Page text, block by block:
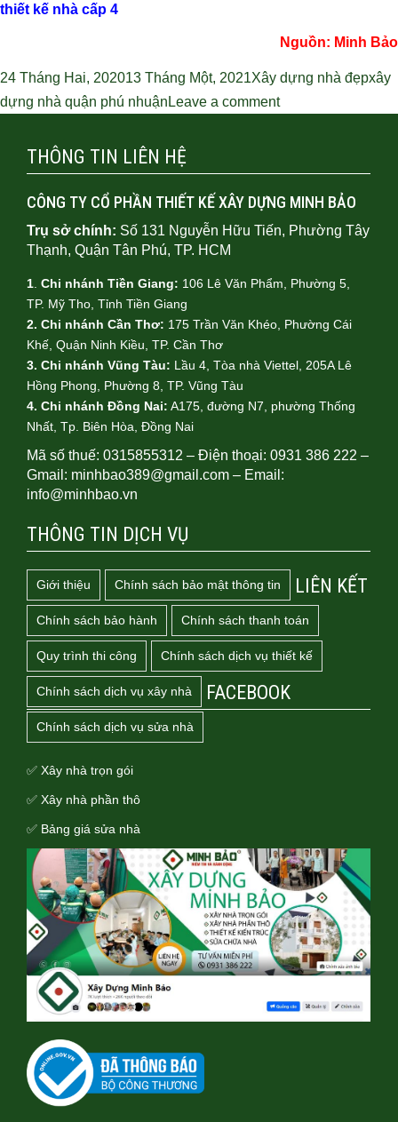
thiết kế nhà cấp 4
Nguồn: Minh Bảo
Đăng
vào
24 Tháng Hai, 202013 Tháng Một, 2021Danh
mục
Xây dựng nhà đẹpThẻ
xây
dựng nhà quận phú nhuận Leave a comment
THÔNG TIN LIÊN HỆ
CÔNG TY CỔ PHẦN THIẾT KẾ XÂY DỰNG MINH BẢO
Trụ sở chính: Số 131 Nguyễn Hữu Tiến, Phường Tây
Thạnh, Quận Tân Phú, TP. HCM
1 Chi nhánh Tiền Giang: 106 Lê Văn Phẩm, Phường 5,
TP. Mỹ Tho, Tỉnh Tiền Giang
2. Chi nhánh Cần Thơ: 175 Trần Văn Khéo, Phường Cái
Khế, Quận Ninh Kiều, TP. Cần Thơ
3. Chi nhánh Vũng Tàu: Lầu 4, Tòa nhà Viettel, 205A Lê
Hồng Phong, Phường 8, TP. Vũng Tàu
4. Chi nhánh Đồng Nai: A175, đường N7, phường Thống
Nhất, Tp. Biên Hòa, Đồng Nai
Mã số thuế: 0315855312 – Điện thoại: 0931 386 222 –
Gmail: minhbao389@gmail.com – Email:
info@minhbao.vn
THÔNG TIN DỊCH VỤ
Giới thiệu Chính sách bảo mật thông tin
Chính sách bảo hành Chính sách thanh toán
Quy trình thi công Chính sách dịch vụ thiết kế
Chính sách dịch vụ xây nhà
Chính sách dịch vụ sửa nhà
✅ Xây nhà trọn gói
✅ Xây nhà phần thô
✅ Bảng giá sửa nhà
LIÊN KẾT
FACEBOOK